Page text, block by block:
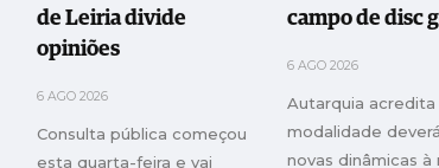
de Leiria divide
opiniões
6 AGO 2026
Consulta pública começou
esta quarta-feira e vai
campo de disc
6 AGO 2026
Autarquia acredita
modalidade
novas dinâmicas à